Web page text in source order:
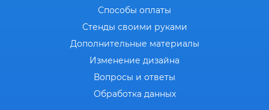
Способы оплаты
Стенды своими руками
Дополнительные материалы
Изменение дизайна
Вопросы и ответы
Обработка данных